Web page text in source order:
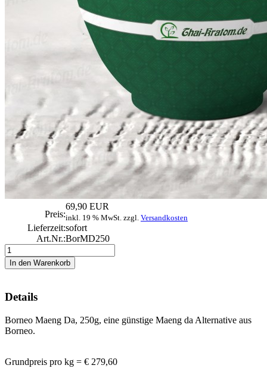
Preis:
69,90 EUR
inkl. 19 % MwSt. zzgl. Versandkosten
Lieferzeit:sofort
Art.Nr.:BorMD250
Details
Borneo Maeng Da, 250g, eine günstige Maeng da Alternative aus
Borneo.
Grundpreis pro kg = € 279,60